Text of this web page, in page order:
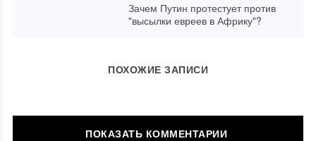
Зачем Путин протестует против
"высылки евреев в Африку"?
ПОХОЖИЕ ЗАПИСИ